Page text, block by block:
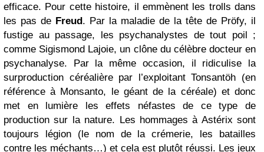
efficace. Pour cette histoire, il emmènent les trolls dans
les pas de Freud. Par la maladie de la tête de Pröfy, il
fustige au passage, les psychanalystes de tout poil ;
comme Sigismond Lajoie, un clône du célèbre docteur en
psychanalyse. Par la même occasion, il ridiculise la
surproduction céréalière par l’exploitant Tonsantöh (en
référence à Monsanto, le géant de la céréale) et donc
met en lumière les effets néfastes de ce type de
production sur la nature. Les hommages à Astérix sont
toujours légion (le nom de la crémerie, les batailles
contre les méchants…) et cela est plutôt réussi. Les jeux